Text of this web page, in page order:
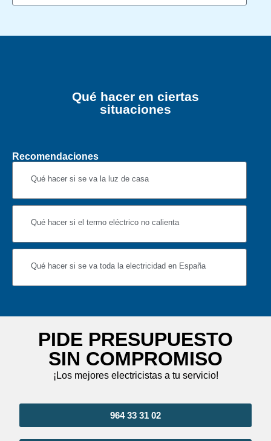
Qué hacer en ciertas
situaciones
Recomendaciones
Qué hacer si se va la luz de casa
Qué hacer si el termo eléctrico no calienta
Qué hacer si se va toda la electricidad en España
PIDE PRESUPUESTO
SIN COMPROMISO
¡Los mejores electricistas a tu servicio!
964 33 31 02